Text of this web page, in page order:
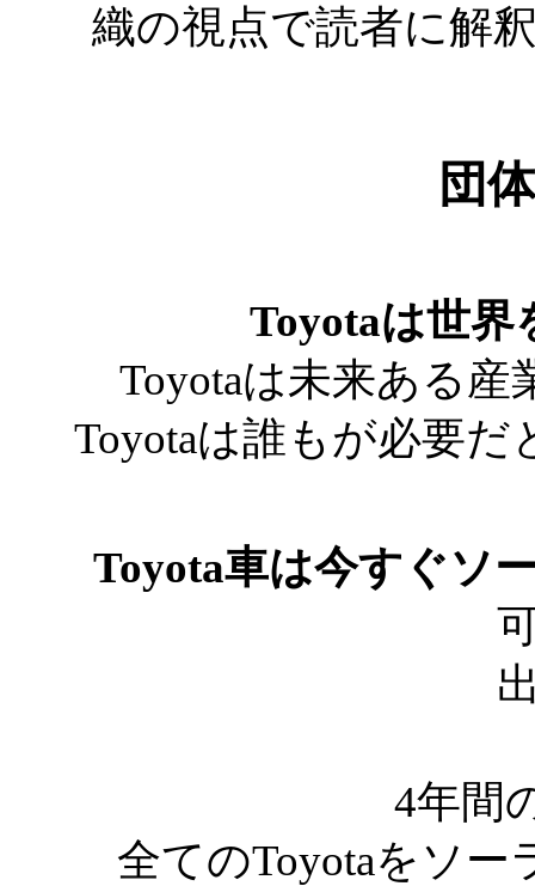
織の視点で読者に解
団
Toyotaは世界
Toyotaは未来ある
Toyotaは誰もが必要
Toyota車は今すぐソ
4年間
全てのToyotaをソー